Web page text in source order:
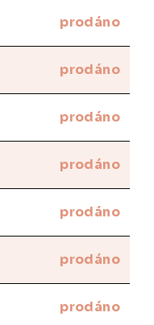
prodáno
prodáno
prodáno
prodáno
prodáno
prodáno
prodáno